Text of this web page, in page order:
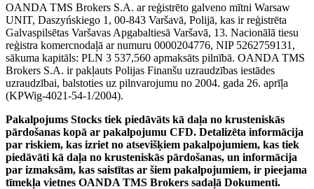
OANDA TMS Brokers S.A. ar reģistrēto galveno mītni Warsaw
UNIT, Daszyńskiego 1, 00-843 Varšavā, Polijā, kas ir reģistrēta
Galvaspilsētas Varšavas Apgabaltiesā Varšavā, 13. Nacionālā tiesu
reģistra komercnodaļā ar numuru 0000204776, NIP 5262759131,
sākuma kapitāls: PLN 3 537,560 apmaksāts pilnībā. OANDA TMS
Brokers S.A. ir pakļauts Polijas Finanšu uzraudzības iestādes
uzraudzībai, balstoties uz pilnvarojumu no 2004. gada 26. aprīļa
(KPWig-4021-54-1/2004).
Pakalpojums Stocks tiek piedāvāts kā daļa no krusteniskās
pārdošanas kopā ar pakalpojumu CFD. Detalizēta informācija
par riskiem, kas izriet no atsevišķiem pakalpojumiem, kas tiek
piedāvāti kā daļa no krusteniskās pārdošanas, un informācija
par izmaksām, kas saistītas ar šiem pakalpojumiem, ir pieejama
tīmekļa vietnes OANDA TMS Brokers sadaļā Dokumenti.